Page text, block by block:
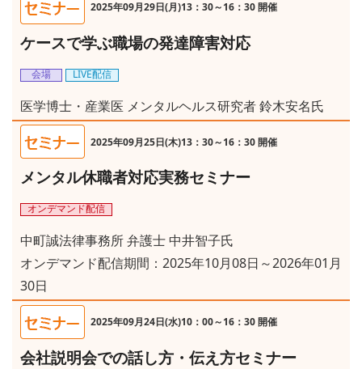
2025年09月29日(月)13：30～16：30 開催
ケースで学ぶ職場の発達障害対応
会場 LIVE配信
医学博士・産業医 メンタルヘルス研究者 鈴木安名氏
2025年09月25日(木)13：30～16：30 開催
メンタル休職者対応実務セミナー
オンデマンド配信
中町誠法律事務所 弁護士 中井智子氏
オンデマンド配信期間：2025年10月08日～2026年01月
30日
2025年09月24日(水)10：00～16：30 開催
会社説明会での話し方・伝え方セミナー